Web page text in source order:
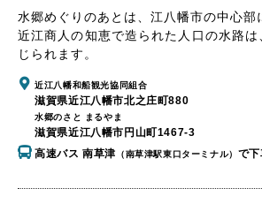
水郷めぐりのあとは、江八幡市の中心部
近江商人の知恵で造られた人口の水路
じられます。
近江八幡和船観光協同組合
滋賀県近江八幡市北之庄町880
水郷のさと まるやま
滋賀県近江八幡市円山町1467-3
高速バス 南草津 （南草津駅東口ターミナル） で下